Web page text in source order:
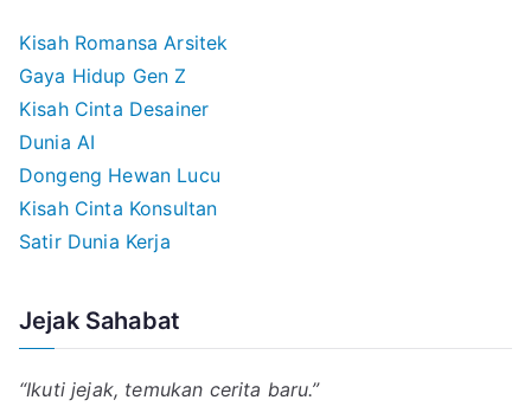
Kisah Romansa Arsitek
Gaya Hidup Gen Z
Kisah Cinta Desainer
Dunia AI
Dongeng Hewan Lucu
Kisah Cinta Konsultan
Satir Dunia Kerja
Jejak Sahabat
“Ikuti jejak, temukan cerita baru.”